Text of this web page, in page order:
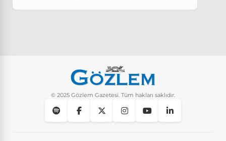
Instagram’da keşfet nasıl temizlenir?
© 2025 Gözlem Gazetesi. Tüm hakları saklıdır.